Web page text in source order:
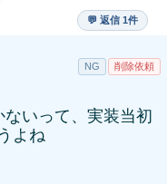
💬 返信 1件
NG 削除依頼
いって、実装当初
よね